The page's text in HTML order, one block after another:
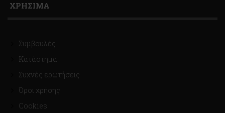
ΧΡΗΣΙΜΑ
Συμβουλές
Κατάστημα
Συχνές ερωτήσεις
Όροι χρήσης
Cookies